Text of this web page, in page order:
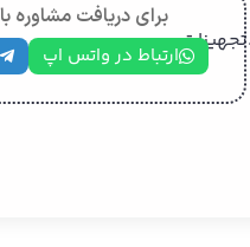
برای دریافت مشاوره
ارتباط در واتس اپ